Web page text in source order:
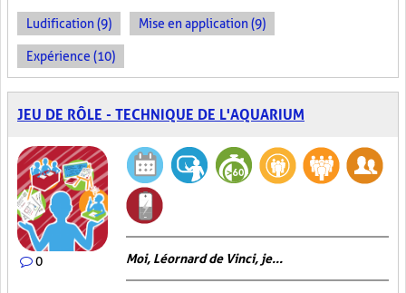
Ludification (9) Mise en application (9)
Expérience (10)
JEU DE RÔLE - TECHNIQUE DE L'AQUARIUM
0 Moi, Léornard de Vinci, je...